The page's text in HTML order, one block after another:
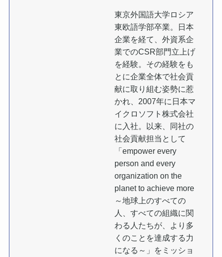
東京外国語大学ロシア
東欧語学部卒業。日本
企業を経て、外資系企
業でのCSR部門立上げ
を経験。その経験をも
とに企業全体で社会貢
献に取り組む姿勢に惹
かれ、2007年に日本マ
イクロソフト株式会社
に入社。以来、同社の
社会貢献担当として
「empower every
person and every
organization on the
planet to achieve more
～地球上のすべての
人、すべての組織に関
わる人たちが、より多
くのことを達成する力
になる～」をミッショ